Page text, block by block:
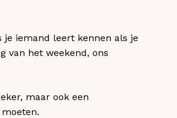
iemand leert kennen als je
van het weekend, ons
maar ook een